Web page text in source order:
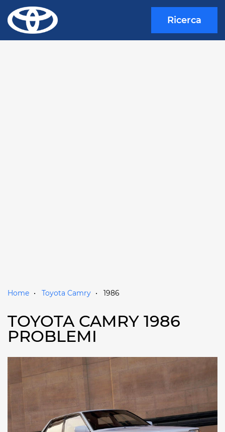
Ricerca
Home Toyota Camry 1986
TOYOTA CAMRY 1986
PROBLEMI